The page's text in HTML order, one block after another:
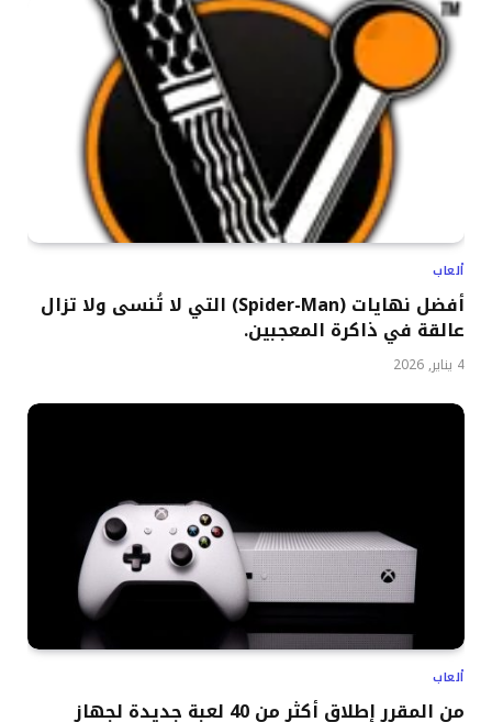
ألعاب
أفضل نهايات (Spider-Man) التي لا تُنسى ولا تزال
عالقة في ذاكرة المعجبين.
4 يناير, 2026
ألعاب
من المقرر إطلاق أكثر من 40 لعبة جديدة لجهاز